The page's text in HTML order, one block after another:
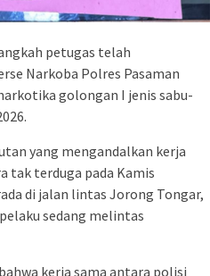
petugas telah
Narkoba Polres Pasaman
golongan I jenis sabu-
yang mengandalkan kerja
tak terduga pada Kamis
di jalan lintas Jorong Tongar,
sedang melintas
kerja sama antara polisi